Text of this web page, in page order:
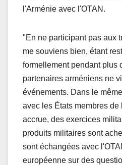
l'Arménie avec l'OTAN.
"En ne participant pas aux
me souviens bien, étant
formellement pendant plus
partenaires arméniens ne
événements. Dans le
avec les États membres
accrue, des exercices
produits militaires sont
sont échangées avec
européenne sur des